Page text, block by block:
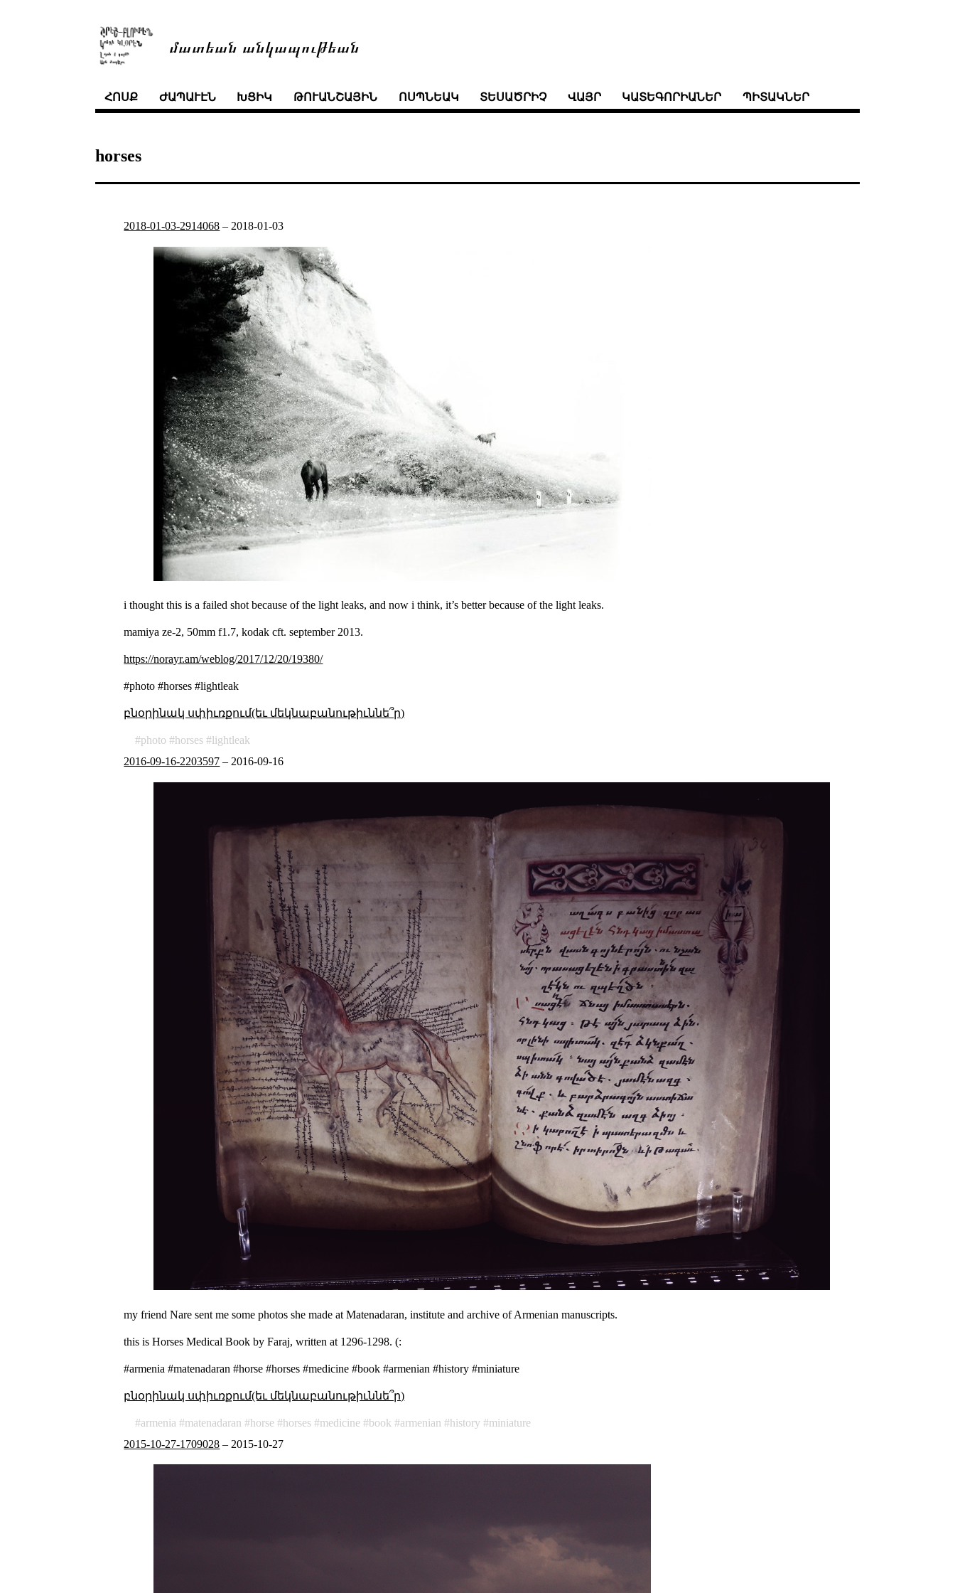
մատեան անկապութեան
ՀՈՍՔ ԺԱՊԱՒԷՆ ԽՑԻԿ ԹՈՒԱՆՇԱՅԻՆ ՈՍՊՆԵԱԿ ՏԵՍԱԾՐԻՉ ՎԱՅՐ ԿԱՏԵԳՈՐԻԱՆԵՐ ՊԻՏԱԿՆԵՐ
horses
2018-01-03-2914068 – 2018-01-03
i thought this is a failed shot because of the light leaks, and now i think, it’s better because of the light leaks.
mamiya ze-2, 50mm f1.7, kodak cft. september 2013.
https://norayr.am/weblog/2017/12/20/19380/
#photo #horses #lightleak
բնօրինակ սփիւռքում(եւ մեկնաբանութիւննե՞ր)
photo horses
lightleak
2016-09-16-2203597 – 2016-09-16
my friend Nare sent me some photos she made at Matenadaran, institute and archive of Armenian manuscripts.
this is Horses Medical Book by Faraj, written at 1296-1298. (:
#armenia #matenadaran #horse #horses #medicine #book #armenian #history #miniature
բնօրինակ սփիւռքում(եւ մեկնաբանութիւննե՞ր)
armenia matenadaran horse horses medicine book armenian history
miniature
2015-10-27-1709028 – 2015-10-27